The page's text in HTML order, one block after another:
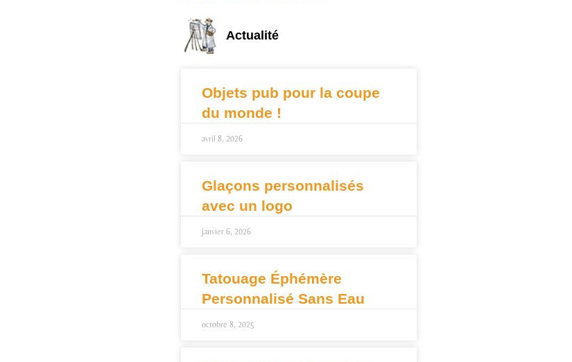
Actualité
Objets pub pour la coupe
du monde !
avril 8, 2026
Glaçons personnalisés
avec un logo
janvier 6, 2026
Tatouage Éphémère
Personnalisé Sans Eau
octobre 8, 2025